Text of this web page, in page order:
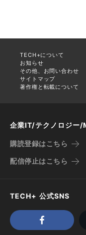
TECH+について
お知らせ
その他、お問い合わせ
サイトマップ
著作権と転載について
企業IT/テクノロジー
購読登録はこちら
配信停止はこちら
TECH+ 公式SNS